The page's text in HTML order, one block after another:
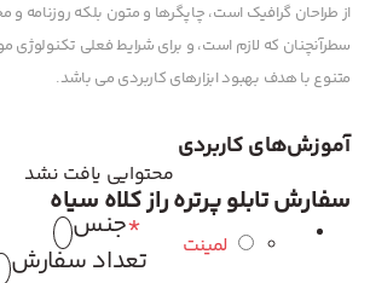
از طراحان گرافیک است، چاپگرها و متون بلکه روزنامه و
سطرآنچنان که لازم است، و برای شرایط فعلی تکنولوژی
متنوع با هدف بهبود ابزارهای کاربردی می باشد.
آموزش‌های کاربردی
محتوایی یافت نشد
سفارش تابلو پرتره راز کلاه سیاه
*جنس
لمینت تعداد سفارش